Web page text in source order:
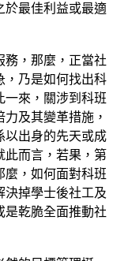
於最佳利益或最適
務，那麼，正當社
，乃是如何找出科
一來，關涉到科班
及其變革措施，
以出身的先天或成
此而言，若果，第
麼，如何面對科班
決掉學士後社工及
是乾脆全面推動社